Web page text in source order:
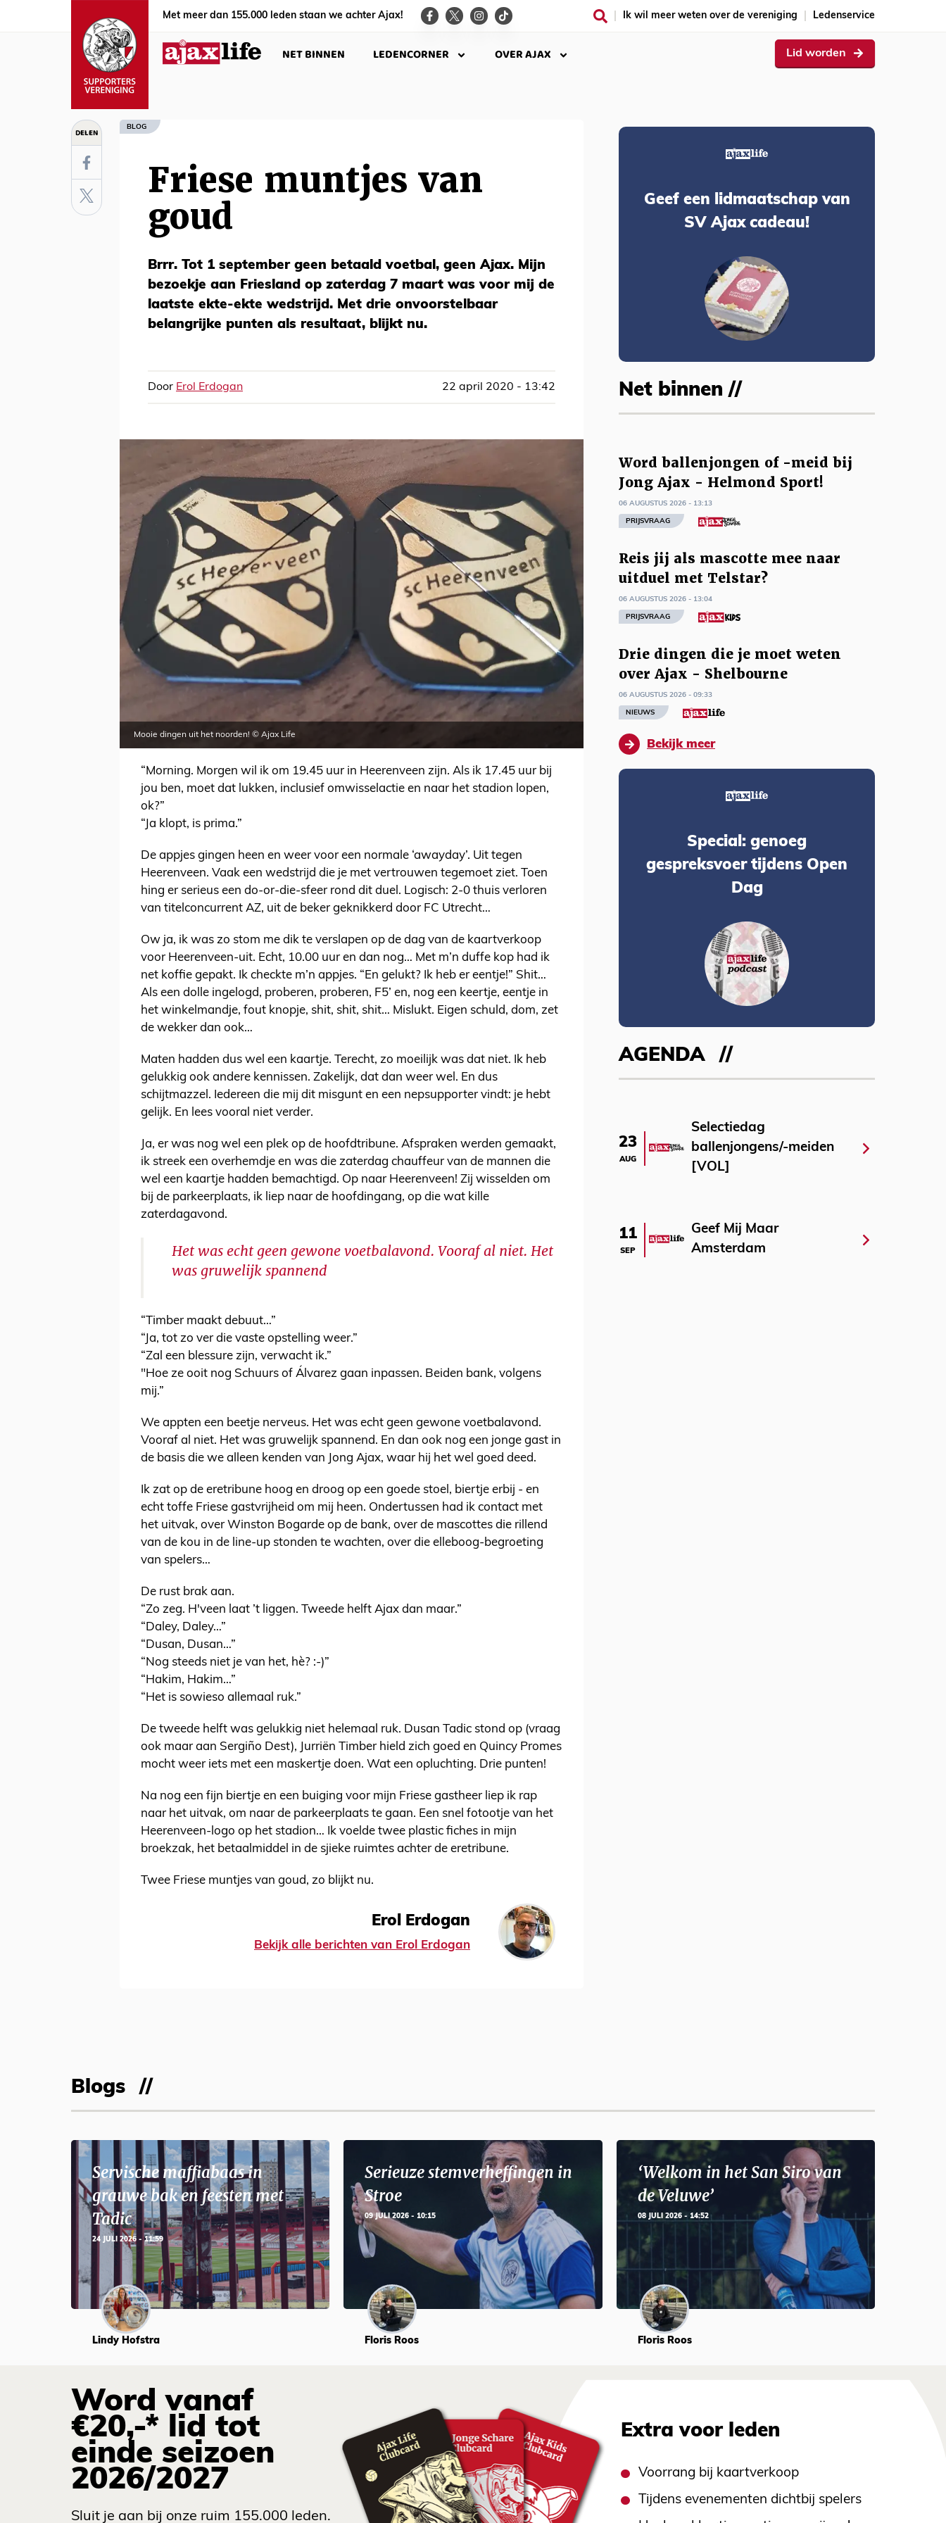
Met meer dan 155.000 leden staan we achter Ajax! Ik wil meer weten over de vereniging Ledenservice
NET BINNEN LEDENCORNER OVER AJAX Lid worden
DELEN BLOG
Friese muntjes van
goud
Brrr. Tot 1 september geen betaald voetbal, geen Ajax. Mijn
bezoekje aan Friesland op zaterdag 7 maart was voor mij de
laatste ekte-ekte wedstrijd. Met drie onvoorstelbaar
belangrijke punten als resultaat, blijkt nu.
Door Erol Erdogan 22 april 2020 - 13:42
Mooie dingen uit het noorden! © Ajax Life
“Morning. Morgen wil ik om 19.45 uur in Heerenveen zijn. Als ik 17.45 uur bij
jou ben, moet dat lukken, inclusief omwisselactie en naar het stadion lopen,
ok?”
“Ja klopt, is prima.”
De appjes gingen heen en weer voor een normale ‘awayday’. Uit tegen
Heerenveen. Vaak een wedstrijd die je met vertrouwen tegemoet ziet. Toen
hing er serieus een do-or-die-sfeer rond dit duel. Logisch: 2-0 thuis verloren
van titelconcurrent AZ, uit de beker geknikkerd door FC Utrecht…
Ow ja, ik was zo stom me dik te verslapen op de dag van de kaartverkoop
voor Heerenveen-uit. Echt, 10.00 uur en dan nog… Met m’n duffe kop had ik
net koffie gepakt. Ik checkte m’n appjes. “En gelukt? Ik heb er eentje!” Shit…
Als een dolle ingelogd, proberen, proberen, F5’ en, nog een keertje, eentje in
het winkelmandje, fout knopje, shit, shit, shit… Mislukt. Eigen schuld, dom, zet
de wekker dan ook…
Maten hadden dus wel een kaartje. Terecht, zo moeilijk was dat niet. Ik heb
gelukkig ook andere kennissen. Zakelijk, dat dan weer wel. En dus
schijtmazzel. Iedereen die mij dit misgunt en een nepsupporter vindt: je hebt
gelijk. En lees vooral niet verder.
Ja, er was nog wel een plek op de hoofdtribune. Afspraken werden gemaakt,
ik streek een overhemdje en was die zaterdag chauffeur van de mannen die
wel een kaartje hadden bemachtigd. Op naar Heerenveen! Zij wisselden om
bij de parkeerplaats, ik liep naar de hoofdingang, op die wat kille
zaterdagavond.
Het was echt geen gewone voetbalavond. Vooraf al niet. Het
was gruwelijk spannend
“Timber maakt debuut…”
“Ja, tot zo ver die vaste opstelling weer.”
“Zal een blessure zijn, verwacht ik.”
"Hoe ze ooit nog Schuurs of Álvarez gaan inpassen. Beiden bank, volgens
mij.”
We appten een beetje nerveus. Het was echt geen gewone voetbalavond.
Vooraf al niet. Het was gruwelijk spannend. En dan ook nog een jonge gast in
de basis die we alleen kenden van Jong Ajax, waar hij het wel goed deed.
Ik zat op de eretribune hoog en droog op een goede stoel, biertje erbij - en
echt toffe Friese gastvrijheid om mij heen. Ondertussen had ik contact met
het uitvak, over Winston Bogarde op de bank, over de mascottes die rillend
van de kou in de line-up stonden te wachten, over die elleboog-begroeting
van spelers…
De rust brak aan.
“Zo zeg. H'veen laat ’t liggen. Tweede helft Ajax dan maar.”
“Daley, Daley…”
“Dusan, Dusan…”
“Nog steeds niet je van het, hè? :-)”
“Hakim, Hakim…”
“Het is sowieso allemaal ruk.”
De tweede helft was gelukkig niet helemaal ruk. Dusan Tadic stond op (vraag
ook maar aan Sergiño Dest), Jurriën Timber hield zich goed en Quincy Promes
mocht weer iets met een maskertje doen. Wat een opluchting. Drie punten!
Na nog een fijn biertje en een buiging voor mijn Friese gastheer liep ik rap
naar het uitvak, om naar de parkeerplaats te gaan. Een snel fotootje van het
Heerenveen-logo op het stadion… Ik voelde twee plastic fiches in mijn
broekzak, het betaalmiddel in de sjieke ruimtes achter de eretribune.
Twee Friese muntjes van goud, zo blijkt nu.
Erol Erdogan
Bekijk alle berichten van Erol Erdogan
Geef een lidmaatschap van
SV Ajax cadeau!
Net binnen //
Word ballenjongen of -meid bij
Jong Ajax - Helmond Sport!
06 AUGUSTUS 2026 - 13:13
PRIJSVRAAG
Reis jij als mascotte mee naar
uitduel met Telstar?
06 AUGUSTUS 2026 - 13:04
PRIJSVRAAG
Drie dingen die je moet weten
over Ajax - Shelbourne
06 AUGUSTUS 2026 - 09:33
NIEUWS
Bekijk meer
Special: genoeg
gespreksvoer tijdens Open
Dag
AGENDA
23
AUG
Selectiedag
ballenjongens/-meiden
[VOL]
11
SEP
Geef Mij Maar
Amsterdam
Blogs
Servische maffiabaas in
grauwe bak en feesten met
Tadic
24 JULI 2026 - 11:59
Lindy Hofstra
Serieuze stemverheffingen in
Stroe
09 JULI 2026 - 10:15
Floris Roos
‘Welkom in het San Siro van
de Veluwe’
08 JULI 2026 - 14:52
Floris Roos
Word vanaf
€20,-* lid tot
einde seizoen
2026/2027
Sluit je aan bij onze ruim 155.000 leden.
Extra voor leden
Voorrang bij kaartverkoop
Tijdens evenementen dichtbij spelers